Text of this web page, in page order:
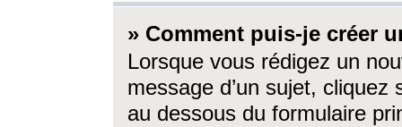
» Comment puis-je créer
Lorsque vous rédigez un
message d’un sujet, cliquez
au dessous du formulaire